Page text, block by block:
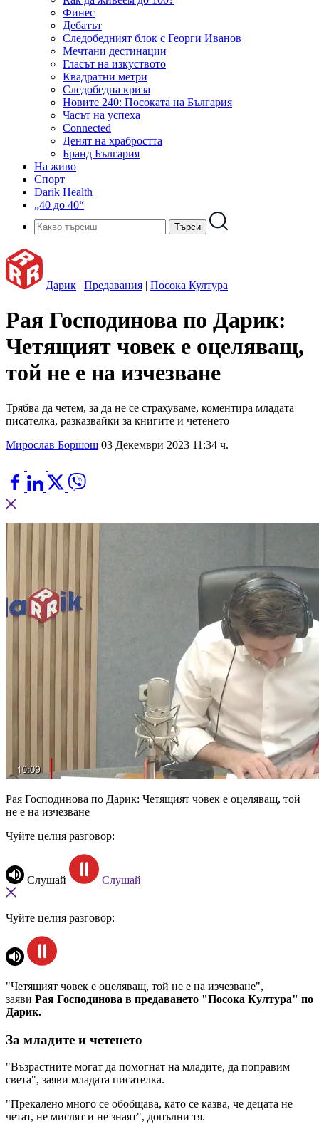
Финес
Дебатът
Следобедният блок с Георги Иванов
Мечтани дестинации
Гласът на изкуството
Квадратни метри
Следобедна криза
Новите 240: Посоката на България
Часът на успеха
Connected
Денят на храбростта
Бранд България
На живо
Спорт
Darik Health
„40 до 40“
Дарик | Предавания | Посока Култура
Рая Господинова по Дарик:
Четящият човек е оцеляващ,
той не е на изчезване
Трябва да четем, за да не се страхуваме, коментира младата
писателка, разказвайки за книгите и четенето
Мирослав Боршош 03 Декември 2023 11:34 ч.
Рая Господинова по Дарик: Четящият човек е оцеляващ, той
не е на изчезване
Чуйте целия разговор:
Слушай Слушай
Чуйте целия разговор:
"Четящият човек е оцеляващ, той не е на изчезване",
заяви Рая Господинова в предаването "Посока Култура" по
Дарик.
За младите и четенето
"Възрастните могат да помогнат на младите, да поправим
света", заяви младата писателка.
"Прекалено много се обобщава, като се казва, че децата не
четат, не мислят и не знаят", допълни тя.